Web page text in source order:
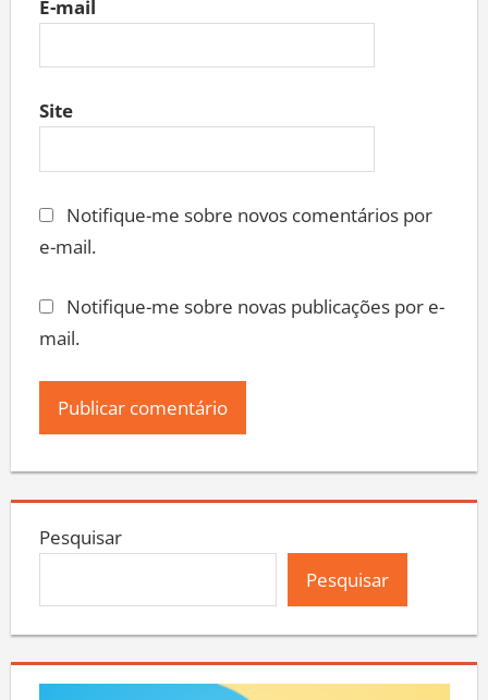
E-mail
Site
Notifique-me sobre novos comentários por
e-mail.
Notifique-me sobre novas publicações por e-
mail.
Pesquisar
Pesquisar